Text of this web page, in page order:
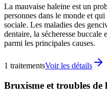
La mauvaise haleine est un
personnes dans le monde et
sociale. Les maladies des
dentaire, la sécheresse buccale
parmi les principales causes.
1 traitementsVoir les détails
Bruxisme et troubles